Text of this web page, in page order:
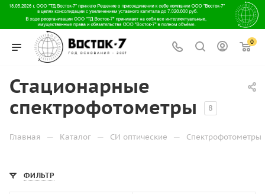
0
Стационарные
спектрофотометры
8
Главная — Каталог — СИ оптические — Спектрофотометры
ФИЛЬТР